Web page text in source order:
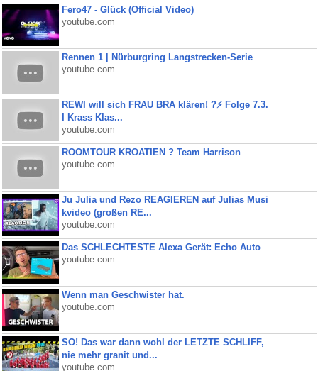
Fero47 - Glück (Official Video)
youtube.com
Rennen 1 | Nürburgring Langstrecken-Serie
youtube.com
REWI will sich FRAU BRA klären! ?⚡️ Folge 7.3.
I Krass Klas...
youtube.com
ROOMTOUR KROATIEN ? Team Harrison
youtube.com
Ju Julia und Rezo REAGIEREN auf Julias Musi
kvideo (großen RE...
youtube.com
Das SCHLECHTESTE Alexa Gerät: Echo Auto
youtube.com
Wenn man Geschwister hat.
youtube.com
SO! Das war dann wohl der LETZTE SCHLIFF,
nie mehr granit und...
youtube.com